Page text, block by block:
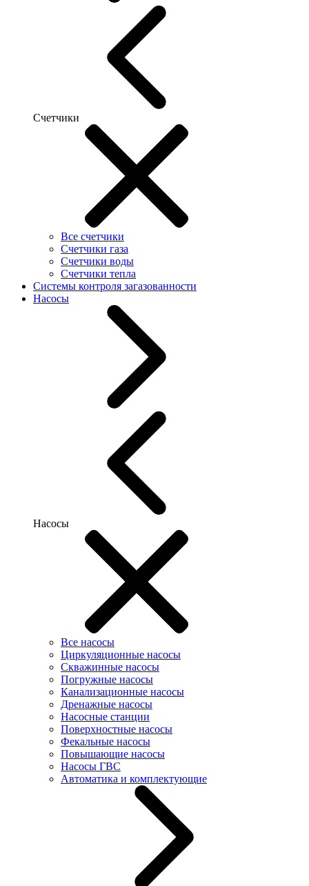
Счетчики
Все счетчики
Счетчики газа
Счетчики воды
Счетчики тепла
Системы контроля загазованности
Насосы
Насосы
Все насосы
Циркуляционные насосы
Скважинные насосы
Погружные насосы
Канализационные насосы
Дренажные насосы
Насосные станции
Поверхностные насосы
Фекальные насосы
Повышающие насосы
Насосы ГВС
Автоматика и комплектующие